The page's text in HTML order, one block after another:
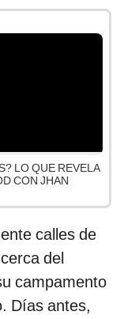
LO QUE REVELA
CON JHAN
calles de
del
campamento
Días antes,